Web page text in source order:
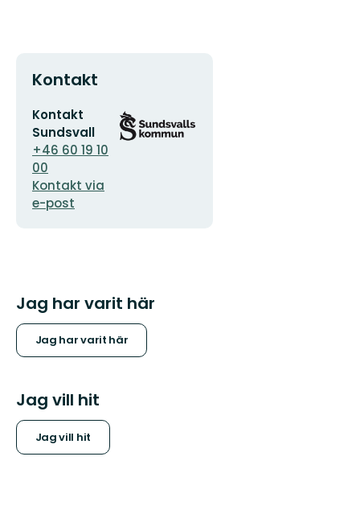
Kontakt
E-
postadress
Kontakt
Sundsvall
+46 60 19 10
00
Kontakt via
e-post
Organisationens
logotyp
Jag har varit här
Jag har varit här
Jag vill hit
Jag vill hit